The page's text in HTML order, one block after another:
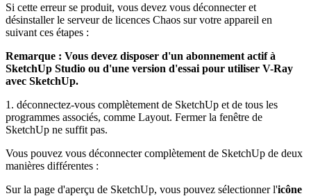
Si cette erreur se produit, vous devez vous déconnecter et
désinstaller le serveur de licences Chaos sur votre appareil en
suivant ces étapes :
Remarque : Vous devez disposer d'un abonnement actif à
SketchUp Studio ou d'une version d'essai pour utiliser V-Ray
avec SketchUp.
1. déconnectez-vous complètement de SketchUp et de tous les
programmes associés, comme Layout. Fermer la fenêtre de
SketchUp ne suffit pas.
Vous pouvez vous déconnecter complètement de SketchUp de deux
manières différentes :
Sur la page d'aperçu de SketchUp, vous pouvez sélectionner l'icône